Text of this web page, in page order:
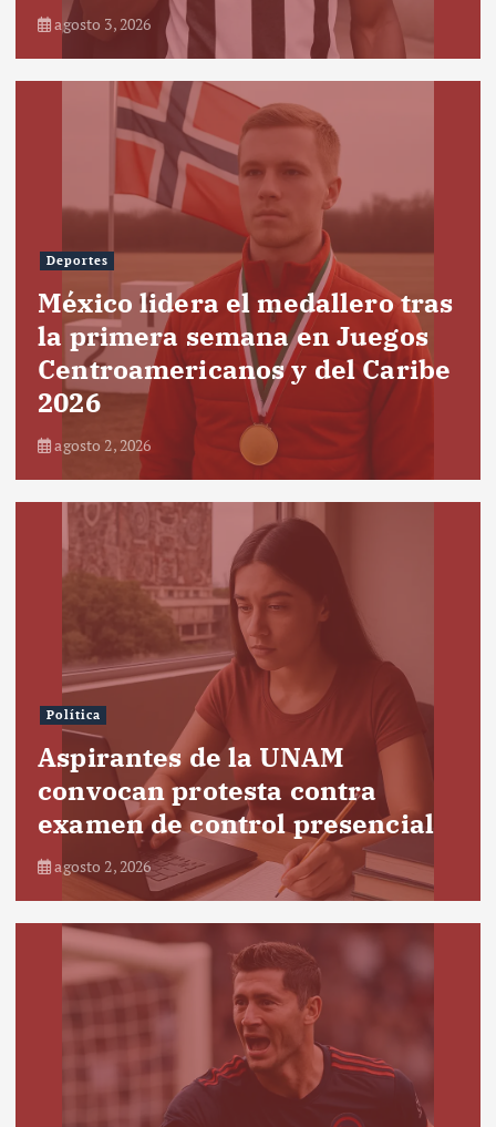
agosto 3, 2026
Deportes
México lidera el medallero tras
la primera semana en Juegos
Centroamericanos y del Caribe
2026
agosto 2, 2026
Política
Aspirantes de la UNAM
convocan protesta contra
examen de control presencial
agosto 2, 2026